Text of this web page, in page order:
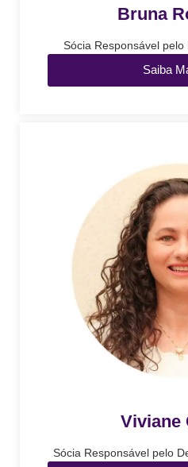
Bruna
Sócia Responsável
Saiba
Viviane
Sócia Responsável pelo